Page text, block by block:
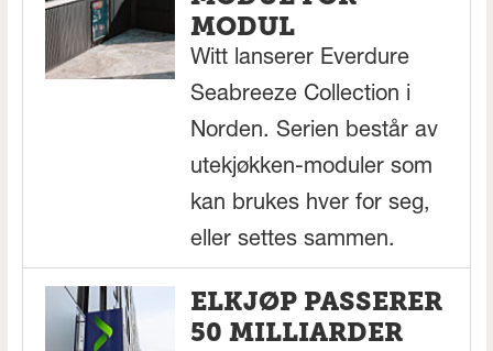
MODUL
Witt lanserer Everdure
Seabreeze Collection i
Norden. Serien består av
utekjøkken-moduler som
kan brukes hver for seg,
eller settes sammen.
ELKJØP PASSERER
50 MILLIARDER